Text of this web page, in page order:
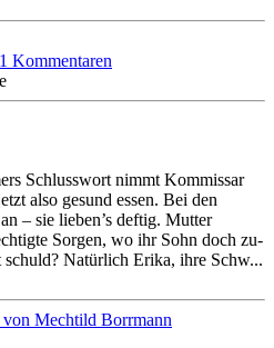
1 Kommentaren
Schlusswort nimmt Kommissar
also gesund essen. Bei den
– sie lieben’s deftig. Mutter
Sorgen, wo ihr Sohn doch zu­
schuld? Natürlich Erika, ihre Schw...